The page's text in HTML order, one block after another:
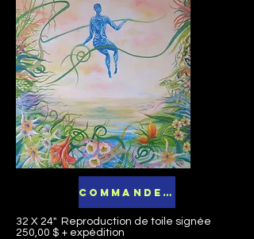
Commandez maintenant
32 X 24" Reproduction de toile signée
250,00 $ + expédition